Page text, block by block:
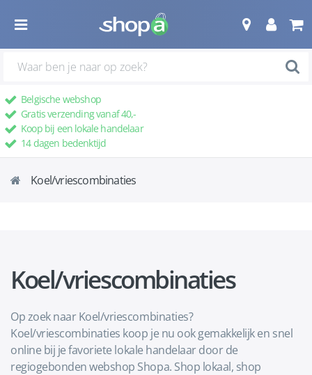
Belgische webshop
Gratis verzending vanaf 40,-
Koop bij een lokale handelaar
14 dagen bedenktijd
Koel/vriescombinaties
Koel/vriescombinaties
Op zoek naar Koel/vriescombinaties?
Koel/vriescombinaties koop je nu ook gemakkelijk en snel
online bij je favoriete lokale handelaar door de
regiogebonden webshop Shopa. Shop lokaal, shop